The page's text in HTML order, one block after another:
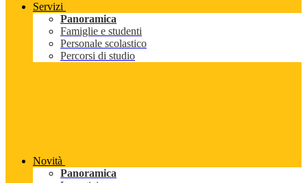
Servizi
Panoramica
Famiglie e studenti
Personale scolastico
Percorsi di studio
Novità
Panoramica